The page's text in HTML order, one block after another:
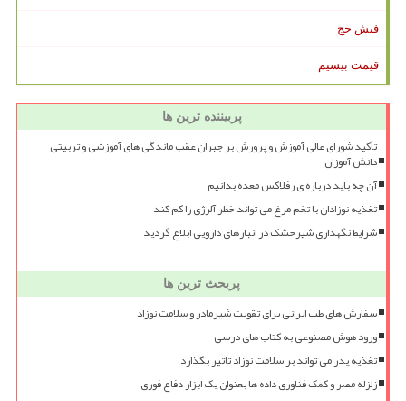
فیش حج
قیمت بیسیم
پربیننده ترین ها
تأکید شورای عالی آموزش و پرورش بر جبران عقب ماندگی های آموزشی و تربیتی
دانش آموزان
آن چه باید درباره ی رفلاکس معده بدانیم
تغذیه نوزادان با تخم مرغ می تواند خطر آلرژی را کم کند
شرایط نگهداری شیرخشک در انبارهای دارویی ابلاغ گردید
پربحث ترین ها
سفارش های طب ایرانی برای تقویت شیرمادر و سلامت نوزاد
ورود هوش مصنوعی به کتاب های درسی
تغذیه پدر می تواند بر سلامت نوزاد تاثیر بگذارد
زلزله مصر و کمک فناوری داده ها بعنوان یک ابزار دفاع فوری